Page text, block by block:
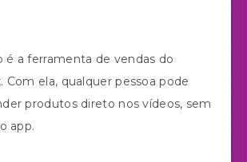
é a ferramenta de vendas do
Com ela, qualquer pessoa pode
produtos direto nos vídeos, sem
app.